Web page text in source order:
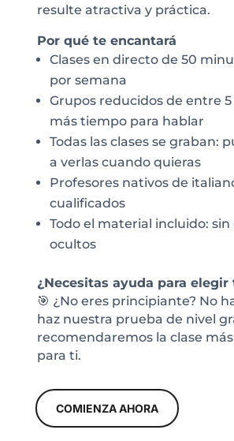
resulte atractiva y práctica.
Por qué te encantará
Clases en directo de 50
por semana
Grupos reducidos de entre
más tiempo para hablar
Todas las clases se graban:
a verlas cuando quieras
Profesores nativos de
cualificados
Todo el material incluido: sin
ocultos
¿Necesitas ayuda para elegir
🎯 ¿No eres principiante? No
haz nuestra prueba de nivel
recomendaremos la clase
para ti.
COMIENZA AHORA